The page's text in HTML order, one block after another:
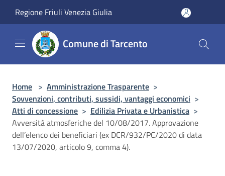
Regione Friuli Venezia Giulia
Comune di Tarcento
Home > Amministrazione Trasparente >
Sovvenzioni, contributi, sussidi, vantaggi economici >
Atti di concessione > Edilizia Privata e Urbanistica >
Avversità atmosferiche del 10/08/2017. Approvazione
dell’elenco dei beneficiari (ex DCR/932/PC/2020 di data
13/07/2020, articolo 9, comma 4).